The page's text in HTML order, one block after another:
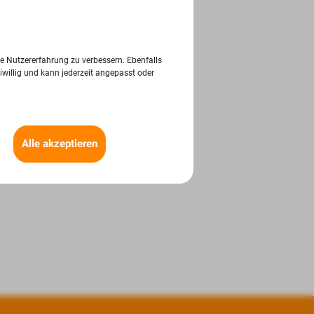
zu verbessern. Ebenfalls
und kann jederzeit angepasst oder
Alle akzeptieren